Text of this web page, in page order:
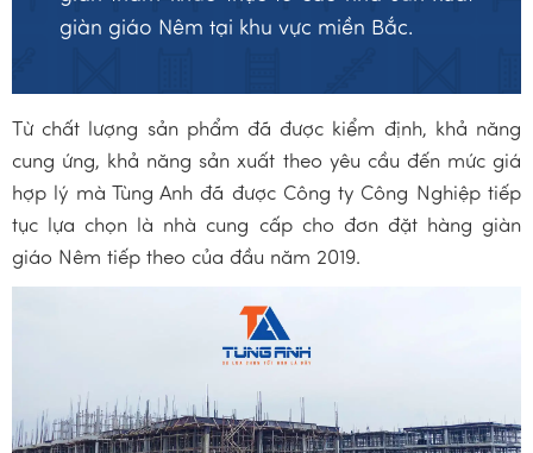
giàn giáo Nêm tại khu vực miền Bắc.
Từ chất lượng sản phẩm đã được kiểm định, khả năng
cung ứng, khả năng sản xuất theo yêu cầu đến mức giá
hợp lý mà Tùng Anh đã được Công ty Công Nghiệp tiếp
tục lựa chọn là nhà cung cấp cho đơn đặt hàng giàn
giáo Nêm tiếp theo của đầu năm 2019.